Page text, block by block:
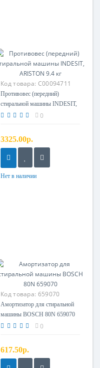
Код товара: C00094711
Противовес (передний)
стиральной машины INDESIT,
ARISTON 9.4 кг
0
3325.00р.
Нет в наличии
Код товара: 659070
Амортизатор для стиральной
машины BOSCH 80N 659070
0
617.50р.